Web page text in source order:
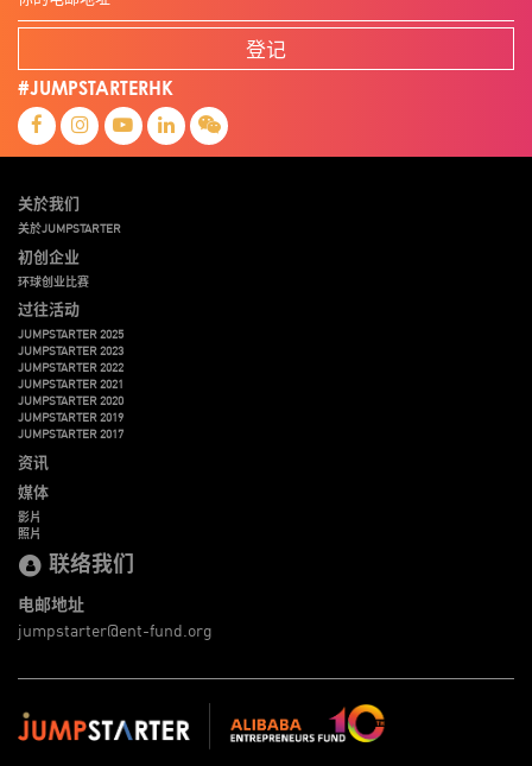
登记
#JUMPSTARTERHK
关於我们
关於JUMPSTARTER
初创企业
环球创业比赛
过往活动
JUMPSTARTER 2025
JUMPSTARTER 2023
JUMPSTARTER 2022
JUMPSTARTER 2021
JUMPSTARTER 2020
JUMPSTARTER 2019
JUMPSTARTER 2017
资讯
媒体
影片
照片
联络我们
电邮地址
jumpstarter@ent-fund.org